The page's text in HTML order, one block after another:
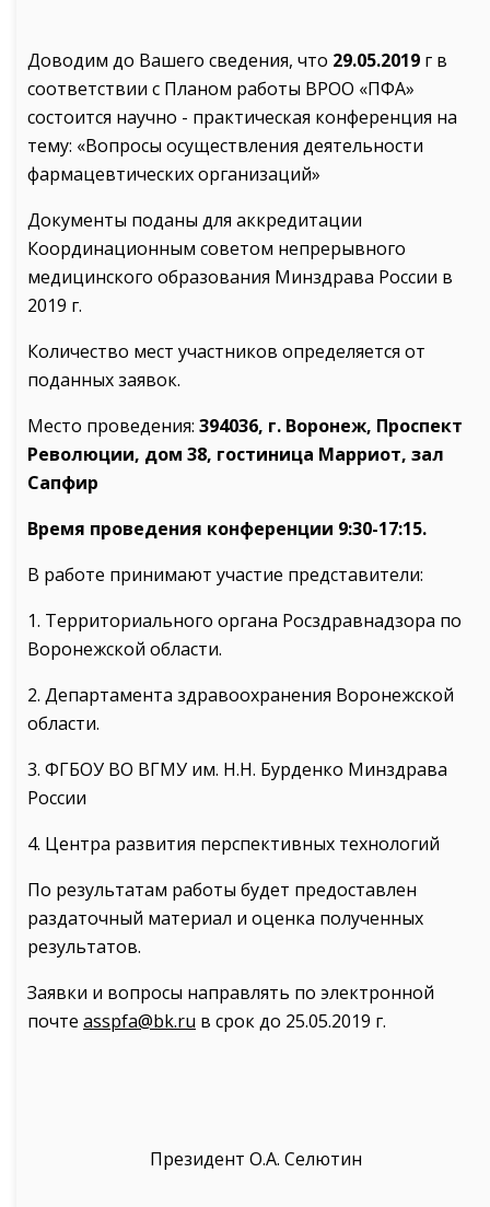
Доводим до Вашего сведения, что 29.05.2019 г в
соответствии с Планом работы ВРОО «ПФА»
состоится научно - практическая конференция на
тему: «Вопросы осуществления деятельности
фармацевтических организаций»
Документы поданы для аккредитации
Координационным советом непрерывного
медицинского образования Минздрава России в
2019 г.
Количество мест участников определяется от
поданных заявок.
Место проведения: 394036, г. Воронеж, Проспект
Революции, дом 38, гостиница Марриот, зал
Сапфир
Время проведения конференции 9:30-17:15.
В работе принимают участие представители:
1. Территориального органа Росздравнадзора по
Воронежской области.
2. Департамента здравоохранения Воронежской
области.
3. ФГБОУ ВО ВГМУ им. Н.Н. Бурденко Минздрава
России
4. Центра развития перспективных технологий
По результатам работы будет предоставлен
раздаточный материал и оценка полученных
результатов.
Заявки и вопросы направлять по электронной
почте asspfa@bk.ru в срок до 25.05.2019 г.
Президент О.А. Селютин